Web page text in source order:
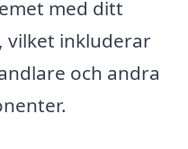
med ditt
vilket inkluderar
och andra